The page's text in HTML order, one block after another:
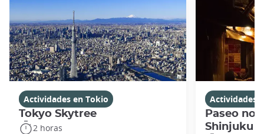
Actividades en Tokio
Tokyo Skytree
2 horas
Actividades
Paseo
Shinjuku